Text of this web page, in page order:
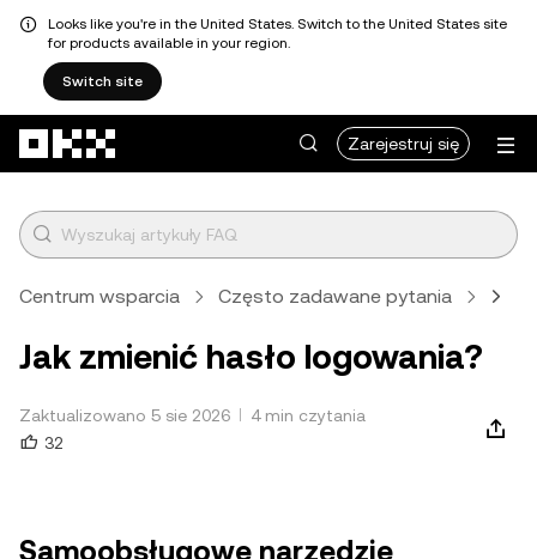
Looks like you're in the United States. Switch to the United States site
for products available in your region.
Switch site
Zarejestruj się
Centrum wsparcia Często zadawane pytania
Jak zmienić hasło logowania?
Zaktualizowano 5 sie 2026
4 min czytania
32
Samoobsługowe narzędzie